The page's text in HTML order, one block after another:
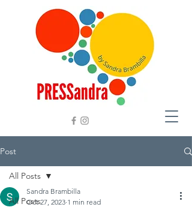
Post
All Posts
All Posts
Sandra Brambilla
Oct 27, 2023 1 min read